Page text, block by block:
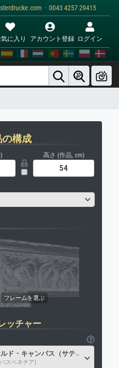
· 0043 4257 29415
に入り アカウント登録 ログイン
の構成
高さ (作品, cm)
ッチャー
ド・キャンバス（サテン）
スベネチア)